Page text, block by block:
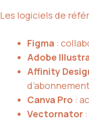
Les logiciels de
Figma :
Adobe
Affinity
Canva Pro :
Vectornator